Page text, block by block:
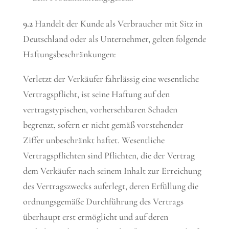
9.2Handelt der Kunde als Verbraucher mit Sitz in
Deutschland oder als Unternehmer, gelten folgende
Haftungsbeschränkungen:
Verletzt der Verkäufer fahrlässig eine wesentliche
Vertragspflicht, ist seine Haftung auf den
vertragstypischen, vorhersehbaren Schaden
begrenzt, sofern er nicht gemäß vorstehender
Ziffer unbeschränkt haftet. Wesentliche
Vertragspflichten sind Pflichten, die der Vertrag
dem Verkäufer nach seinem Inhalt zur Erreichung
des Vertragszwecks auferlegt, deren Erfüllung die
ordnungsgemäße Durchführung des Vertrags
überhaupt erst ermöglicht und auf deren